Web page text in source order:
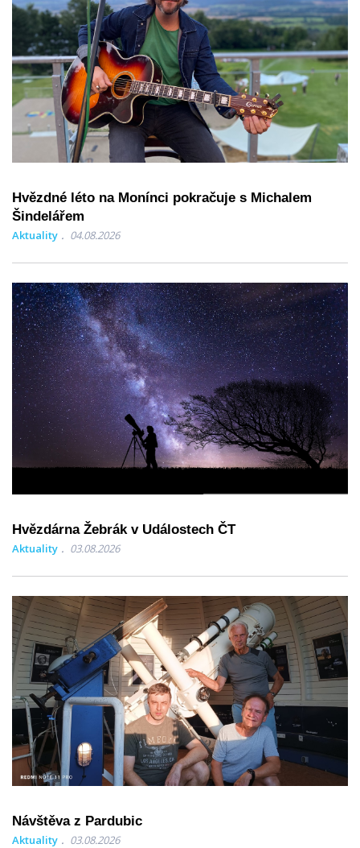
Hvězdné léto na Monínci pokračuje s Michalem
Šindelářem
Aktuality 04.08.2026
Hvězdárna Žebrák v Událostech ČT
Aktuality 03.08.2026
Návštěva z Pardubic
Aktuality 03.08.2026